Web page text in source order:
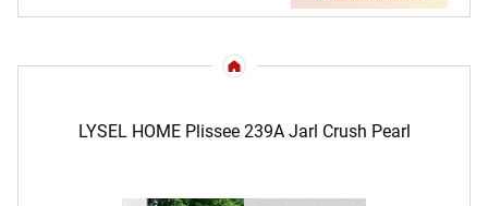
LYSEL HOME Plissee 239A Jarl Crush Pearl